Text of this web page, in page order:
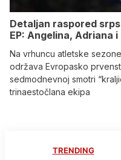
Detaljan raspored
EP: Angelina, Adriana
Na vrhuncu atletske
održava Evropasko
sedmodnevnoj smotri
trinaestočlana ekipa
TRENDING